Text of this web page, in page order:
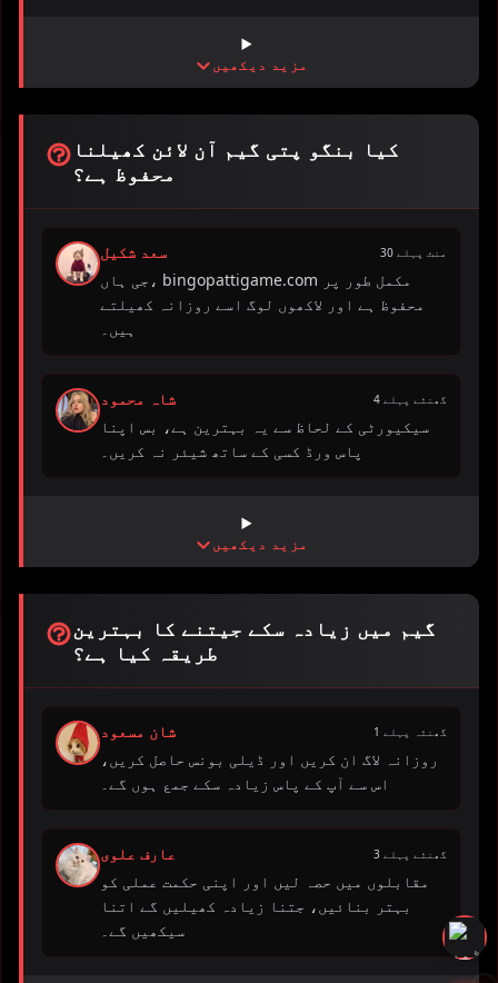
مزید دیکھیں
کیا بنگو پتی گیم آن لائن کھیلنا
محفوظ ہے؟
سعد شکیل 30 منٹ پہلے
جی ہاں، bingopattigame.com مکمل طور پر
محفوظ ہے اور لاکھوں لوگ اسے روزانہ کھیلتے
ہیں۔
شاہ محمود 4 گھنٹے پہلے
سیکیورٹی کے لحاظ سے یہ بہترین ہے، بس اپنا
پاس ورڈ کسی کے ساتھ شیئر نہ کریں۔
مزید دیکھیں
گیم میں زیادہ سکے جیتنے کا بہترین
طریقہ کیا ہے؟
شان مسعود 1 گھنٹہ پہلے
روزانہ لاگ ان کریں اور ڈیلی بونس حاصل کریں،
اس سے آپ کے پاس زیادہ سکے جمع ہوں گے۔
عارف علوی 3 گھنٹے پہلے
مقابلوں میں حصہ لیں اور اپنی حکمت عملی کو
بہتر بنائیں، جتنا زیادہ کھیلیں گے اتنا
سیکھیں گے۔